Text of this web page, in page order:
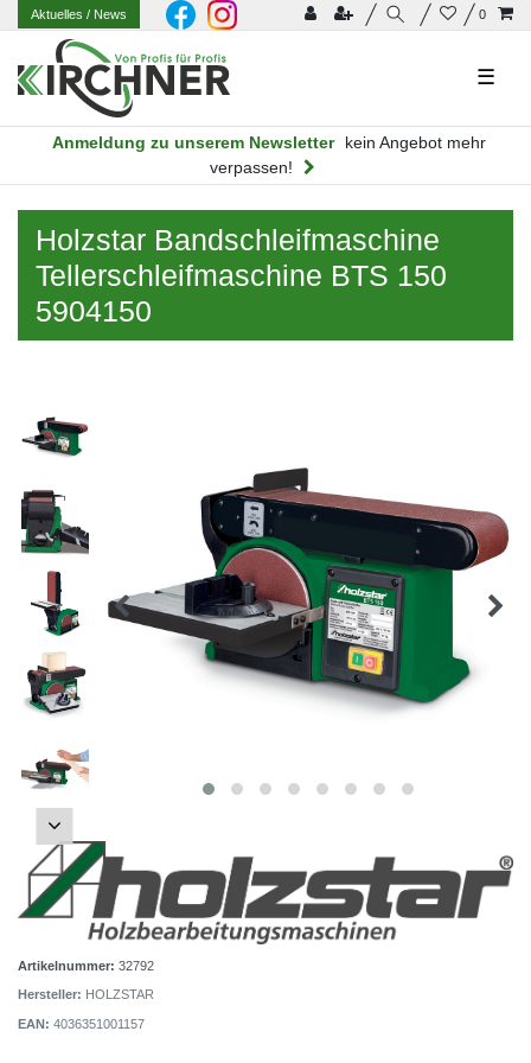
0
Aktuelles/ News
☰
Anmeldung zu unserem Newsletter
kein Angebot mehr
verpassen!
Holzstar Bandschleifmaschine
Tellerschleifmaschine BTS 150
5904150
Artikelnummer: 32792
Hersteller: HOLZSTAR
EAN: 4036351001157